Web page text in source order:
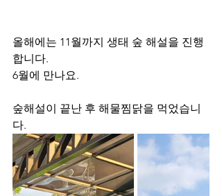
올해에는 11월까지 생태 숲 해설을 진행
합니다.
6월에 만나요.
숲해설이 끝난 후 해물찜닭을 먹었습니
다.